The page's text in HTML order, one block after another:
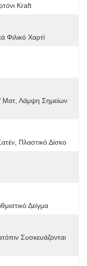
Kraft
Φιλικό Χαρτί
Λάμψη Σημείων
Πλαστικό Δίσκο
Δείγμα
Συσκευάζονται